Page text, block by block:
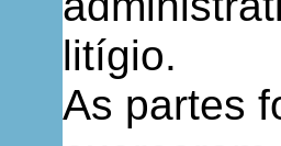
litígio.
As partes